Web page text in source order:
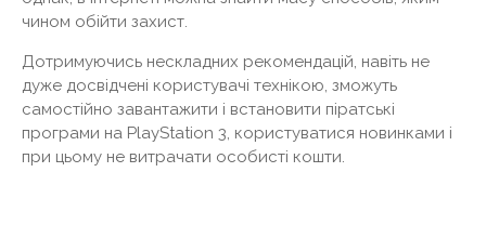
чином обійти захист.
Дотримуючись нескладних рекомендацій, навіть не
дуже досвідчені користувачі технікою, зможуть
самостійно завантажити і встановити піратські
програми на PlayStation 3, користуватися новинками і
при цьому не витрачати особисті кошти.